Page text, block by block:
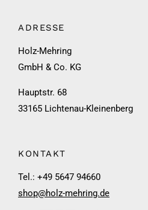
ADRESSE
Holz-Mehring
GmbH & Co. KG
Hauptstr. 68
33165 Lichtenau-Kleinenberg
KONTAKT
Tel.: +49 5647 94660
shop@holz-mehring.de